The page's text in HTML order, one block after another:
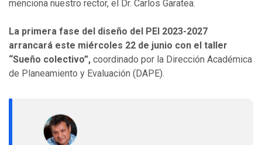
menciona nuestro rector, el Dr. Carlos Garatea.
La primera fase del diseño del PEI 2023-2027
arrancará este miércoles 22 de junio con el taller
“Sueño colectivo”, coordinado por la Dirección Académica
de Planeamiento y Evaluación (DAPE).